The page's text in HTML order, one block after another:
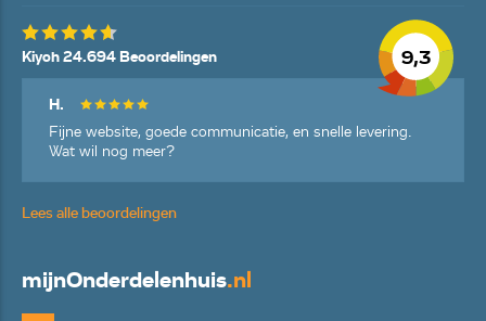
9,3
Kiyoh 24.694 Beoordelingen
H.
Fijne website, goede communicatie, en snelle levering.
Wat wil nog meer?
Lees alle beoordelingen
mijnOnderdelenhuis.nl